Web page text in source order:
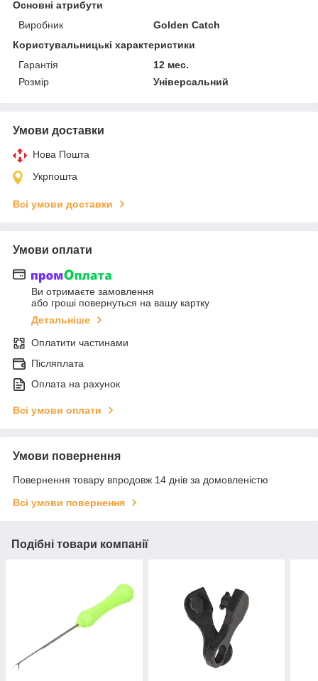
Основні атрибути
Виробник
Golden Catch
Користувальницькі характеристики
Гарантія
12 мес.
Розмір
Універсальний
Умови доставки
Нова Пошта
Укрпошта
Всі умови доставки
Умови оплати
Ви отримаєте замовлення
або гроші повернуться на вашу картку
Детальніше
Оплатити частинами
Післяплата
Оплата на рахунок
Всі умови оплати
Умови повернення
Повернення товару впродовж 14 днів за домовленістю
Всі умови повернення
Подібні товари компанії